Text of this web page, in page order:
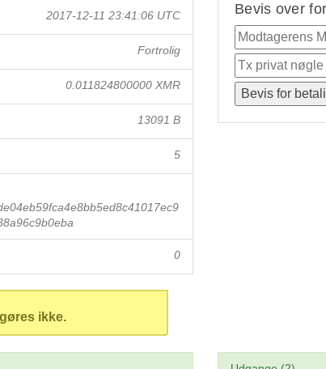
2017-12-11 23:41:06 UTC
Fortrolig
0.011824800000 XMR
13091 B
5
0
ikke.
Bevis over